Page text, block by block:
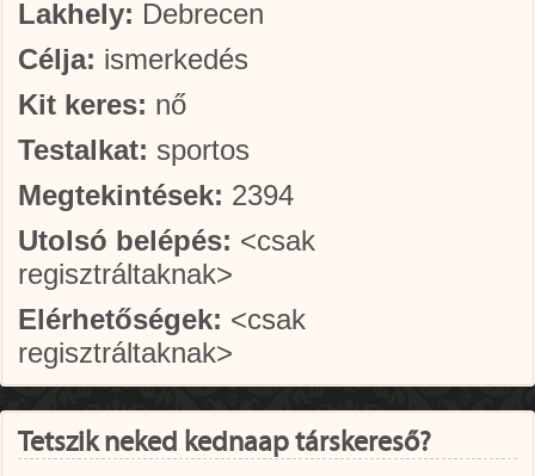
Lakhely: Debrecen
Célja: ismerkedés
Kit keres: nő
Testalkat: sportos
Megtekintések: 2394
Utolsó belépés: <csak
regisztráltaknak>
Elérhetőségek: <csak
regisztráltaknak>
Tetszik neked kednaap társkereső?